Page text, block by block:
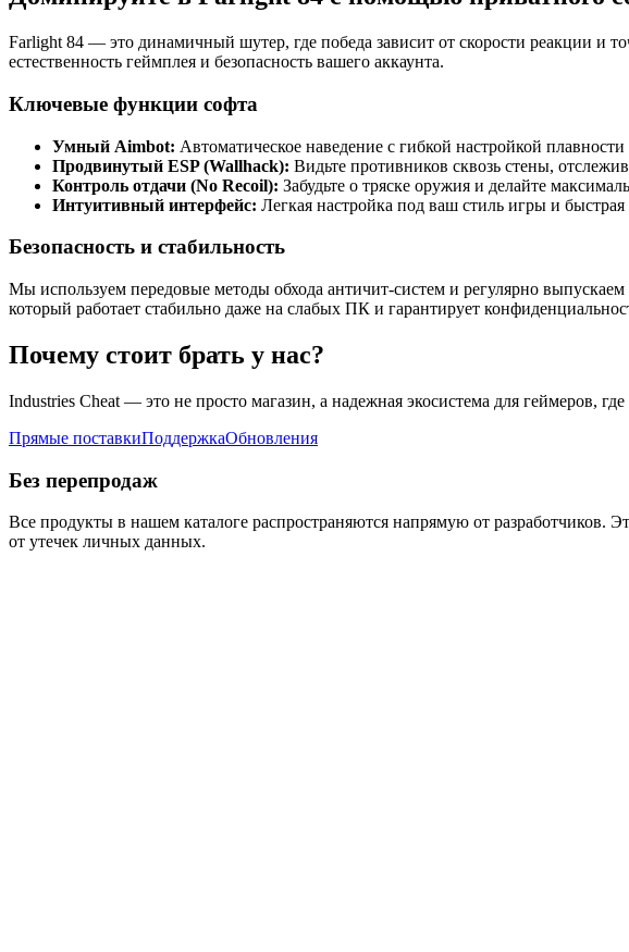
Farlight 84 — это динамичный шутер, где победа зависит от скорости реакции и
естественность геймплея и безопасность вашего аккаунта.
Ключевые функции софта
Умный Aimbot: Автоматическое наведение с гибкой настройкой
Продвинутый ESP (Wallhack): Видьте противников сквозь стены,
Контроль отдачи (No Recoil): Забудьте о тряске оружия и делайте
Интуитивный интерфейс: Легкая настройка под ваш стиль игры и быстрая
Безопасность и стабильность
Мы используем передовые методы обхода античит-систем и регулярно
который работает стабильно даже на слабых ПК и гарантирует
Почему стоит брать у нас?
Industries Cheat — это не просто магазин, а надежная экосистема для геймеров,
Прямые поставкиПоддержкаОбновления
Без перепродаж
Все продукты в нашем каталоге распространяются напрямую от разработчиков.
от утечек личных данных.